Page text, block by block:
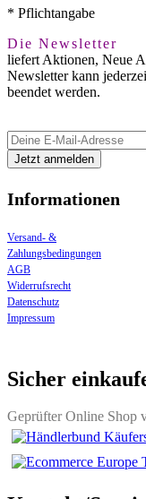
* Pflichtangabe
Die Newsletter
liefert Aktionen, Neue
Newsletter kann
beendet werden.
Informationen
Versand- &
Zahlungsbedingungen
AGB
Widerrufsrecht
Datenschutz
Impressum
Sicher
Geprüfter Online Shop